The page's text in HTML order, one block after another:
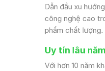
Dẫn đầu xu
công nghệ cao
phẩm chất lượng.
Uy tín lâu năm
Với hơn 10 năm